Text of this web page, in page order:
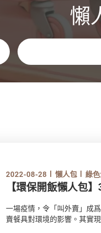
懶
關鍵字
2022-08-28 懶人包 綠
【環保開飯懶人包
一場疫情，令「叫外賣」成
賣餐具對環境的影響。其實